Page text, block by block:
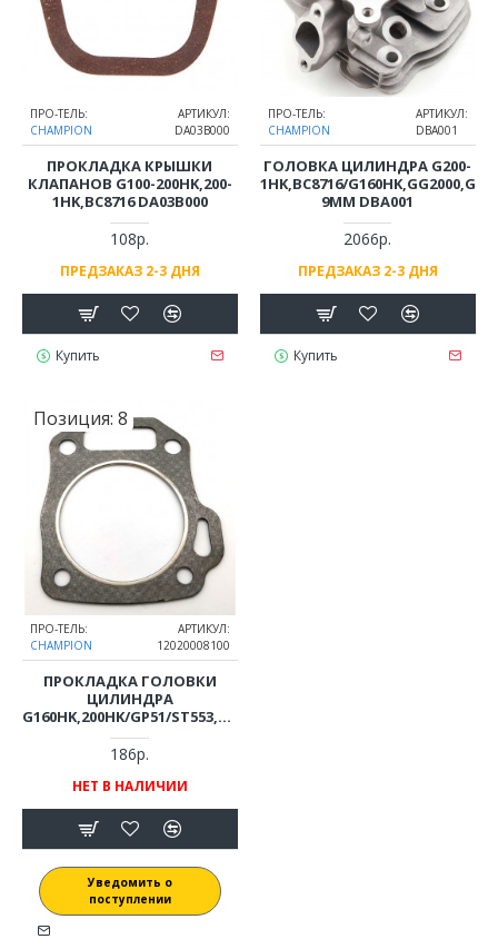
ПРО-ТЕЛЬ:
CHAMPION
АРТИКУЛ:
DA03B000
ПРОКЛАДКА КРЫШКИ
КЛАПАНОВ G100-200HK,200-
1HK,BC8716 DA03B000
108р.
ПРЕДЗАКАЗ 2-3 ДНЯ
Купить
ПРО-ТЕЛЬ:
CHAMPION
АРТИКУЛ:
DBA001
ГОЛОВКА ЦИЛИНДРА G200-
1HK,ВС8716/
9ММ DBA001
2066р.
ПРЕДЗАКАЗ 2-3 ДНЯ
Купить
Позиция: 8
ПРО-ТЕЛЬ:
CHAMPION
АРТИКУЛ:
12020008100
ПРОКЛАДКА ГОЛОВКИ
ЦИЛИНДРА
G160HK,200HK/GP51/ST553,556,656,762Е/
ВС5511,5512 D=68 ММ
12020008100
186р.
НЕТ В НАЛИЧИИ
Уведомить о
поступлении